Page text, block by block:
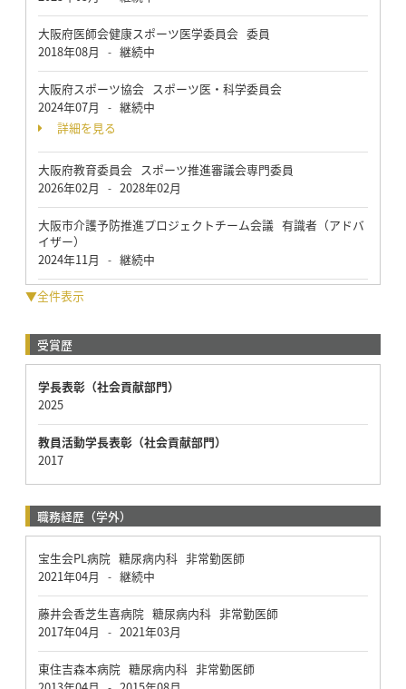
大阪府医師会健康スポーツ医学委員会 委員
2018年08月
- 継続中
大阪府スポーツ協会 スポーツ医・科学委員会
2024年07月
- 継続中
詳細を見る
大阪府教育委員会 スポーツ推進審議会専門委員
2026年02月
- 2028年02月
大阪市介護予防推進プロジェクトチーム会議 有識者（アドバ
イザー）
2024年11月
- 継続中
▼全件表示
受賞歴
学長表彰（社会貢献部門）
2025
教員活動学長表彰（社会貢献部門）
2017
職務経歴（学外）
宝生会PL病院 糖尿病内科 非常勤医師
2021年04月
- 継続中
藤井会香芝生喜病院 糖尿病内科 非常勤医師
2017年04月
- 2021年03月
東住吉森本病院 糖尿病内科 非常勤医師